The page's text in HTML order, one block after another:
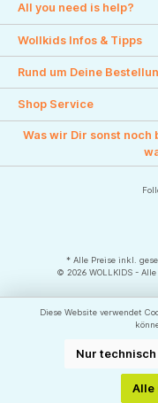
All you need is help?
Wollkids Infos & Tipps
Rund um Deine
Shop Service
Was wir Dir sonst noch
* Alle Preise inkl.
© 2026 WOLLKIDS -
Diese Website verwendet
Nur
Alle